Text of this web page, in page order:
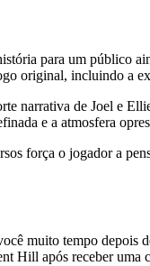
para um público
original, incluindo a
narrativa de Joel e
e a atmosfera
força o jogador a
muito tempo depois
Hill após receber